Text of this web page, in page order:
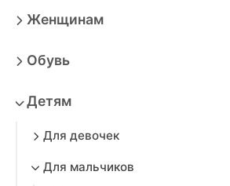
Женщинам
Обувь
Детям
Для девочек
Для мальчиков